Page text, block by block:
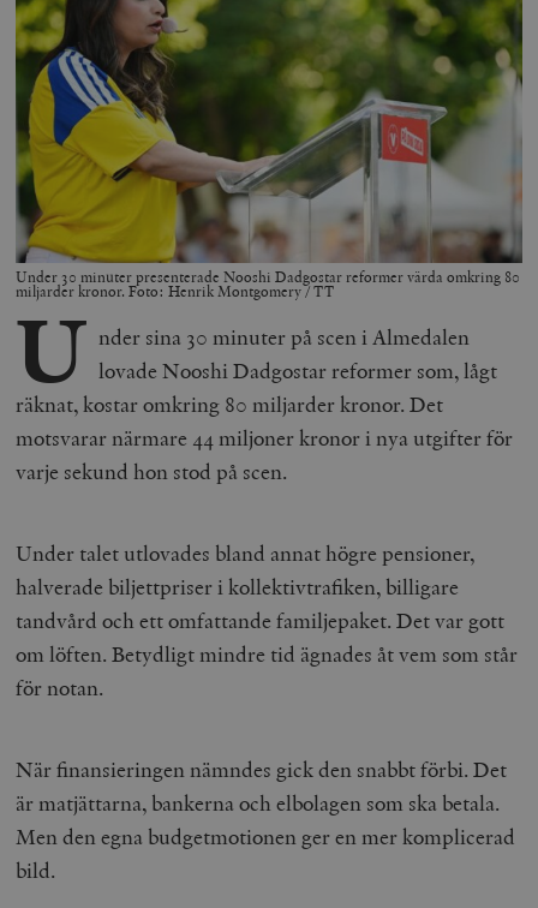
Under 30 minuter presenterade Nooshi Dadgostar reformer värda omkring 80
miljarder kronor. Foto: Henrik Montgomery / TT
U nder sina 30 minuter på scen i Almedalen
lovade Nooshi Dadgostar reformer som, lågt
räknat, kostar omkring 80 miljarder kronor. Det
motsvarar närmare 44 miljoner kronor i nya utgifter för
varje sekund hon stod på scen.
Under talet utlovades bland annat högre pensioner,
halverade biljettpriser i kollektivtrafiken, billigare
tandvård och ett omfattande familjepaket. Det var gott
om löften. Betydligt mindre tid ägnades åt vem som står
för notan.
När finansieringen nämndes gick den snabbt förbi. Det
är matjättarna, bankerna och elbolagen som ska betala.
Men den egna budgetmotionen ger en mer komplicerad
bild.